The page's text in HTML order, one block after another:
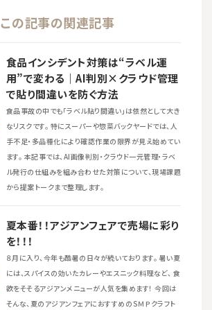
この記事の関連記事
食品インシデント対策は“ラベル運
用”で変わる｜AI判別×クラウド管理
で貼り間違いを防ぐ方法
食品事故の中でも「ラベル貼り間違い」は依然として大き
なリスクです。 特にスーパーや惣菜バックヤードでは、人
手不足・多品種化により確認作業の限界が見え始めてい
ます。 本記事では、AI画像判別・クラウド一元管理・ラベ
ル発行の仕組みを組み合わせた対策について、現場課題
から提案トークまで整理します。
夏本番！！アジアンフェアで売場に彩り
を！！！
８月に入り、今年も酷暑の日々が続いております。 暑い夏
には、スパイスの効いたカレーやエスニック料理など、 食
欲をそそるアジアンメニューが人気を集めます！ 今回は
そんな、夏のアジアンフェアにおすすめのＳＭＰクラフト